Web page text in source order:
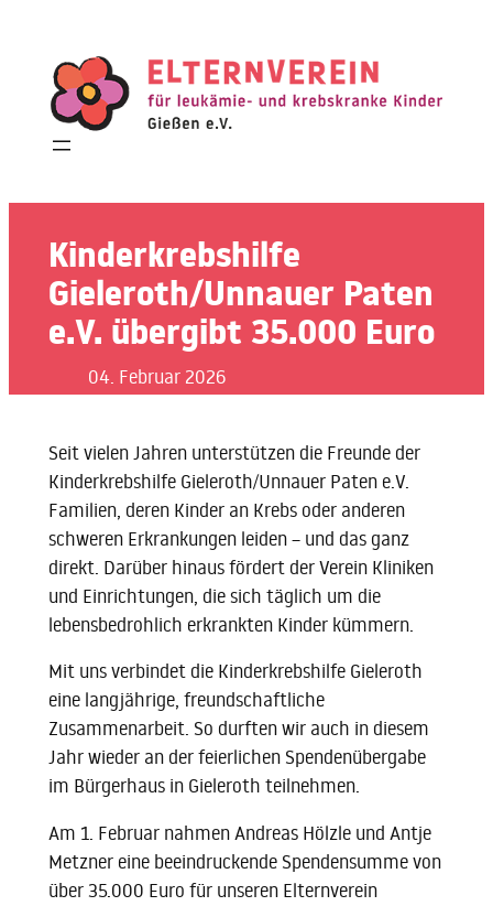
springen
Kinderkrebshilfe
Gieleroth/Unnauer Paten
e.V. übergibt 35.000 Euro
04. Februar 2026
Seit vielen Jahren unterstützen die Freunde der
Kinderkrebshilfe Gieleroth/Unnauer Paten e.V.
Familien, deren Kinder an Krebs oder anderen
schweren Erkrankungen leiden – und das ganz
direkt. Darüber hinaus fördert der Verein Kliniken
und Einrichtungen, die sich täglich um die
lebensbedrohlich erkrankten Kinder kümmern.
Mit uns verbindet die Kinderkrebshilfe Gieleroth
eine langjährige, freundschaftliche
Zusammenarbeit. So durften wir auch in diesem
Jahr wieder an der feierlichen Spendenübergabe
im Bürgerhaus in Gieleroth teilnehmen.
Am 1. Februar nahmen Andreas Hölzle und Antje
Metzner eine beeindruckende Spendensumme von
über 35.000 Euro für unseren Elternverein